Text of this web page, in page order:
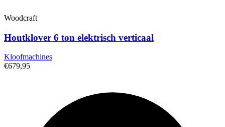
Woodcraft
Houtklover 6 ton elektrisch verticaal
Kloofmachines
€679,95